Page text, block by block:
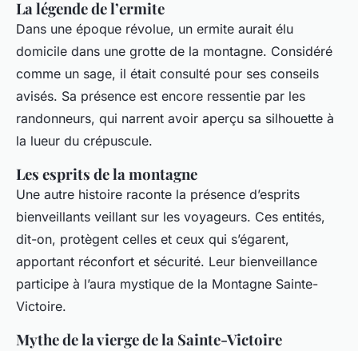
La légende de l’ermite
Dans une époque révolue, un ermite aurait élu
domicile dans une grotte de la montagne. Considéré
comme un sage, il était consulté pour ses conseils
avisés. Sa présence est encore ressentie par les
randonneurs, qui narrent avoir aperçu sa silhouette à
la lueur du crépuscule.
Les esprits de la montagne
Une autre histoire raconte la présence d’esprits
bienveillants veillant sur les voyageurs. Ces entités,
dit-on, protègent celles et ceux qui s’égarent,
apportant réconfort et sécurité. Leur bienveillance
participe à l’aura mystique de la Montagne Sainte-
Victoire.
Mythe de la vierge de la Sainte-Victoire